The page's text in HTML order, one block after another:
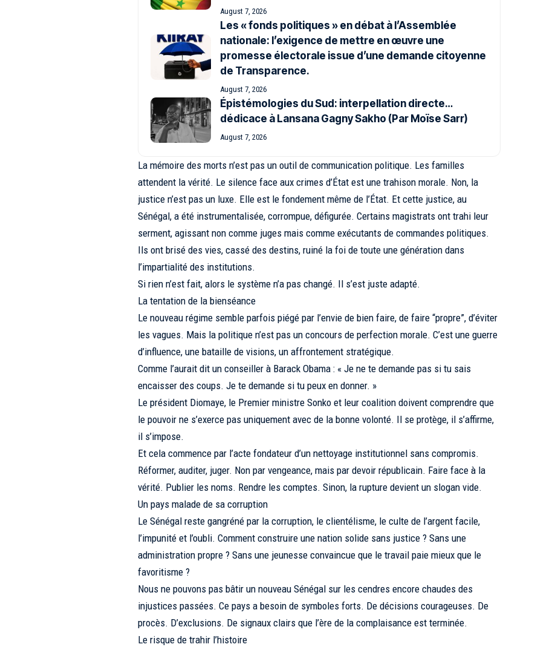
August 7, 2026
Les « fonds politiques » en débat à l’Assemblée
nationale: l’exigence de mettre en œuvre une
promesse électorale issue d’une demande citoyenne
de Transparence.
August 7, 2026
Épistémologies du Sud: interpellation directe…
dédicace à Lansana Gagny Sakho (Par Moïse Sarr)
August 7, 2026
La mémoire des morts n’est pas un outil de communication politique. Les familles
attendent la vérité. Le silence face aux crimes d’État est une trahison morale. Non, la
justice n’est pas un luxe. Elle est le fondement même de l’État. Et cette justice, au
Sénégal, a été instrumentalisée, corrompue, défigurée. Certains magistrats ont trahi leur
serment, agissant non comme juges mais comme exécutants de commandes politiques.
Ils ont brisé des vies, cassé des destins, ruiné la foi de toute une génération dans
l’impartialité des institutions.
Si rien n’est fait, alors le système n’a pas changé. Il s’est juste adapté.
La tentation de la bienséance
Le nouveau régime semble parfois piégé par l’envie de bien faire, de faire “propre”, d’éviter
les vagues. Mais la politique n’est pas un concours de perfection morale. C’est une guerre
d’influence, une bataille de visions, un affrontement stratégique.
Comme l’aurait dit un conseiller à Barack Obama : « Je ne te demande pas si tu sais
encaisser des coups. Je te demande si tu peux en donner. »
Le président Diomaye, le Premier ministre Sonko et leur coalition doivent comprendre que
le pouvoir ne s’exerce pas uniquement avec de la bonne volonté. Il se protège, il s’affirme,
il s’impose.
Et cela commence par l’acte fondateur d’un nettoyage institutionnel sans compromis.
Réformer, auditer, juger. Non par vengeance, mais par devoir républicain. Faire face à la
vérité. Publier les noms. Rendre les comptes. Sinon, la rupture devient un slogan vide.
Un pays malade de sa corruption
Le Sénégal reste gangréné par la corruption, le clientélisme, le culte de l’argent facile,
l’impunité et l’oubli. Comment construire une nation solide sans justice ? Sans une
administration propre ? Sans une jeunesse convaincue que le travail paie mieux que le
favoritisme ?
Nous ne pouvons pas bâtir un nouveau Sénégal sur les cendres encore chaudes des
injustices passées. Ce pays a besoin de symboles forts. De décisions courageuses. De
procès. D’exclusions. De signaux clairs que l’ère de la complaisance est terminée.
Le risque de trahir l’histoire